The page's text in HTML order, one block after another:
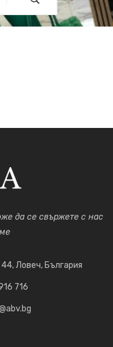
да се свържете с нас
Ловеч, България
716